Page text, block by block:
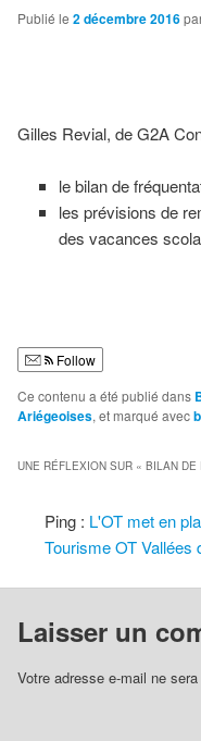
Publié le2 décembre 2016
Gilles Revial, de G2A
le bilan de
les prévisions de
des vacances
Follow
Ce contenu a été publié dans
Ariégeoises, et marqué avec
UNE RÉFLEXION SUR «BILAN DE
Ping : L'OT met en
Tourisme OT Vallées
Laisser un
Votre adresse e-mail ne